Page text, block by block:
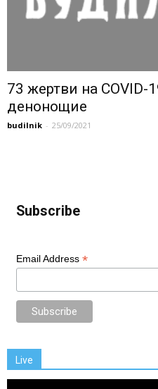
73 жертви на COVID-
денонощие
budilnik - 25/09/2021
Subscribe
Email Address *
Live